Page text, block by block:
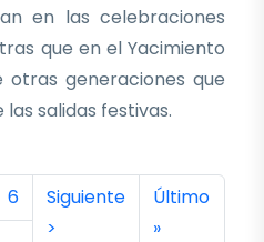
en las celebraciones
que en el Yacimiento
generaciones que
salidas festivas.
Página
6 Siguiente página
Siguiente
>
Última
Último
»